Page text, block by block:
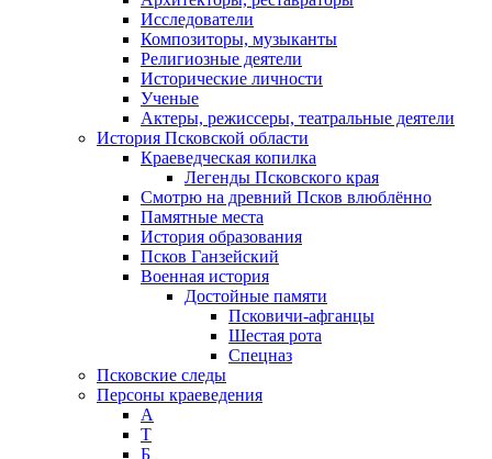
Исследователи
Композиторы, музыканты
Религиозные деятели
Исторические личности
Ученые
Актеры, режиссеры, театральные деятели
История Псковской области
Краеведческая копилка
Легенды Псковского края
Смотрю на древний Псков влюблённо
Памятные места
История образования
Псков Ганзейский
Военная история
Достойные памяти
Псковичи-афганцы
Шестая рота
Спецназ
Псковские следы
Персоны краеведения
А
T
Б